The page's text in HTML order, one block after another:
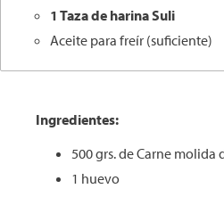
1 Taza de harinaSuli
Aceite para freír (suficiente)
Ingredientes:
500 grs. de Carne molida
1 huevo